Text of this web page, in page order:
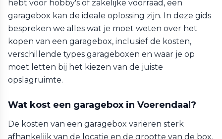
hebt voor hobby's of zakelijke voorraad, een
garagebox kan de ideale oplossing zijn. In deze gids
bespreken we alles wat je moet weten over het
kopen van een garagebox, inclusief de kosten,
verschillende types garageboxen en waar je op
moet letten bij het kiezen van de juiste
opslagruimte.
Wat kost een garagebox in Voerendaal?
De kosten van een garagebox variëren sterk
afhankelijk van de locatie en de grootte van de box.